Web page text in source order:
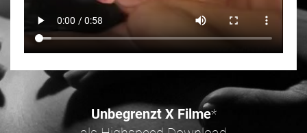
Unbegrenzt X Filme*